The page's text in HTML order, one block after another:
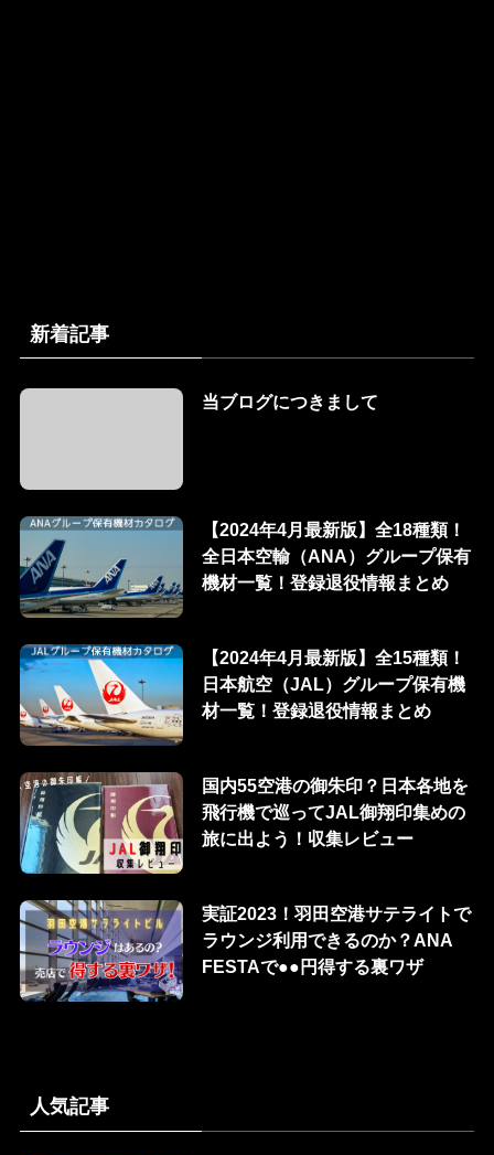
新着記事
当ブログにつきまして
【2024年4月最新版】全18種類！
全日本空輸（ANA）グループ保有
機材一覧！登録退役情報まとめ
【2024年4月最新版】全15種類！
日本航空（JAL）グループ保有機
材一覧！登録退役情報まとめ
国内55空港の御朱印？日本各地を
飛行機で巡ってJAL御翔印集めの
旅に出よう！収集レビュー
実証2023！羽田空港サテライトで
ラウンジ利用できるのか？ANA
FESTAで●●円得する裏ワザ
人気記事